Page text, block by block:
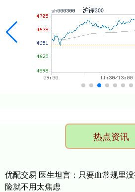
热点资讯
优配交易 医生坦言：只要血常规里
险就不用太焦虑